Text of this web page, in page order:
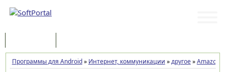
Программы для Android» Интернет, коммуникации »другое»Amazon